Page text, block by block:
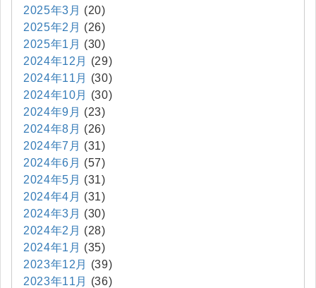
2025年3月 (20)
2025年2月 (26)
2025年1月 (30)
2024年12月
(29)
2024年11月
(30)
2024年10月
(30)
2024年9月 (23)
2024年8月 (26)
2024年7月 (31)
2024年6月 (57)
2024年5月 (31)
2024年4月 (31)
2024年3月 (30)
2024年2月 (28)
2024年1月 (35)
2023年12月
(39)
2023年11月
(36)